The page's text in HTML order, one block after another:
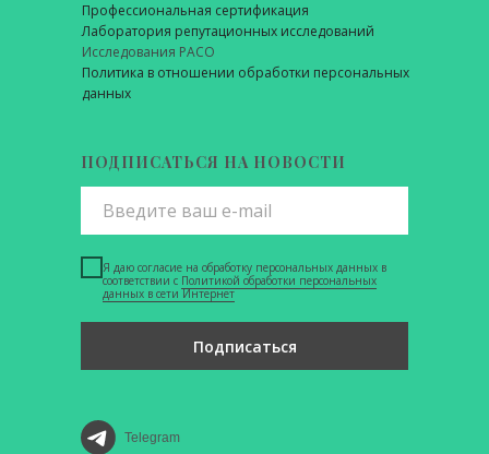
Профессиональная сертификация
Лаборатория репутационных исследований
Исследования РАСО
Политика в отношении обработки персональных
данных
Я даю согласие на обработку персональных данных в
соответствии с Политикой обработки персональных
данных в сети Интернет
Подписаться
Telegram
ПОДПИСАТЬСЯ НА НОВОСТИ